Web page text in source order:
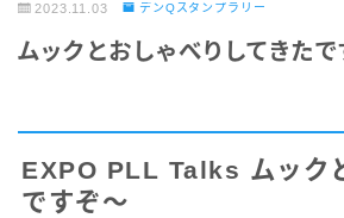
2023.11.03 デンQスタンプラリー
ムックとおしゃべりしてきたで
EXPO PLL Talks ムック
ですぞ～